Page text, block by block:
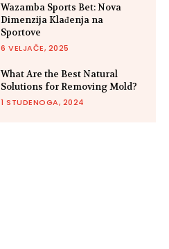
Wazamba Sports Bet: Nova
Dimenzija Klađenja na
Sportove
6 VELJAČE, 2025
What Are the Best Natural
Solutions for Removing Mold?
1 STUDENOGA, 2024